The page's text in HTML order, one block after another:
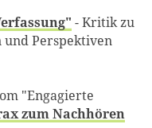
- Kritik zu
und Perspektiven
"Engagierte
zum Nachhören